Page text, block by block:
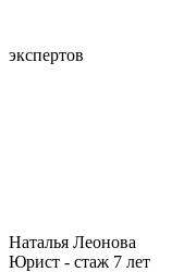
экспертов
Наталья Леонова
Юрист - стаж 7 лет